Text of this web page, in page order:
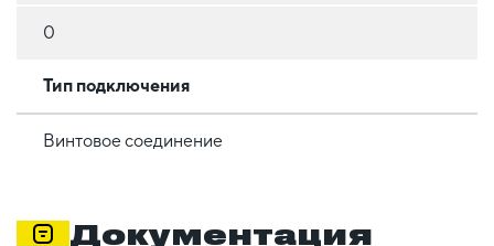
0
Тип подключения
Винтовое соединение
Документация